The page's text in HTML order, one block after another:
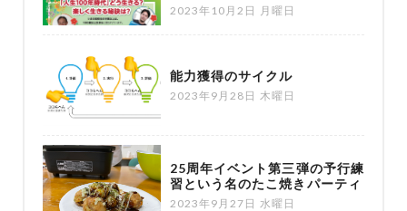
2023年10月2日 月曜日
能力獲得のサイクル
2023年9月28日 木曜日
25周年イベント第三弾の予行練
習という名のたこ焼きパーティ
2023年9月27日 水曜日